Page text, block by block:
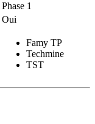
Phase 1
Oui
Famy TP
Techmine
TST